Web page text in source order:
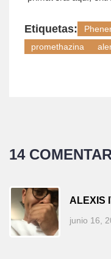
Etiquetas:
promethazina
14
ALEXIS
junio 16,